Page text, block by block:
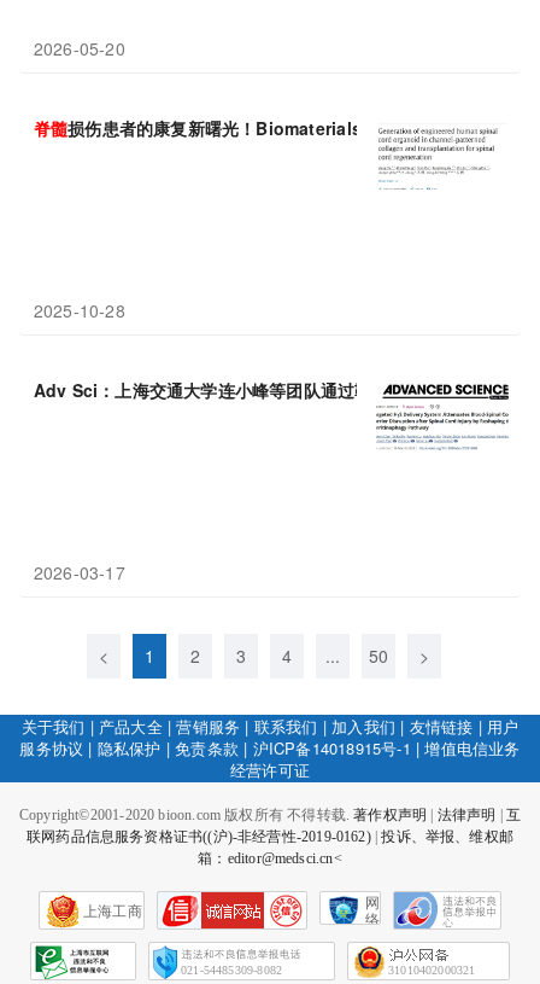
2026-05-20
脊髓损伤患者的康复新曙光！Biomaterials证实通道图案化胶原支
2025-10-28
Adv Sci：上海交通大学连小峰等团队通过靶向H₂S递送纳米系统
2026-03-17
< 1 2 3 4 ... 50 >
关于我们 | 产品大全|营销服务 | 联系我们 | 加入我们 | 友情链接 | 用户
服务协议 | 隐私保护 |免责条款 | 沪ICP备14018915号-1 |增值电信业务
经营许可证
Copyright©2001-2020 bioon.com 版权所有 不得转载.著作权声明 法律声明
互
联网药品信息服务资格证书((沪)-非经营性-2019-0162)|投诉、举报、维权邮
箱：editor@medsci.cn<
上海工商
网
络
会
征
021-54485309-8082 31010402000321